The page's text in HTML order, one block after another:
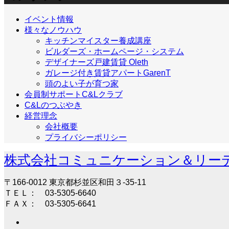
イベント情報
様々なノウハウ
キッチンマイスター養成講座
ビルダーズ・ホームページ・システム
デザイナーズ戸建賃貸 Oleth
ガレージ付き賃貸アパートGarenT
頭のよい子が育つ家
会員制サポートC&Lクラブ
C&Lのつぶやき
経営理念
会社概要
プライバシーポリシー
株式会社コミュニケーション＆リー
〒166-0012 東京都杉並区和田３-35-11
ＴＥＬ： 03-5305-6640
ＦＡＸ： 03-5305-6641